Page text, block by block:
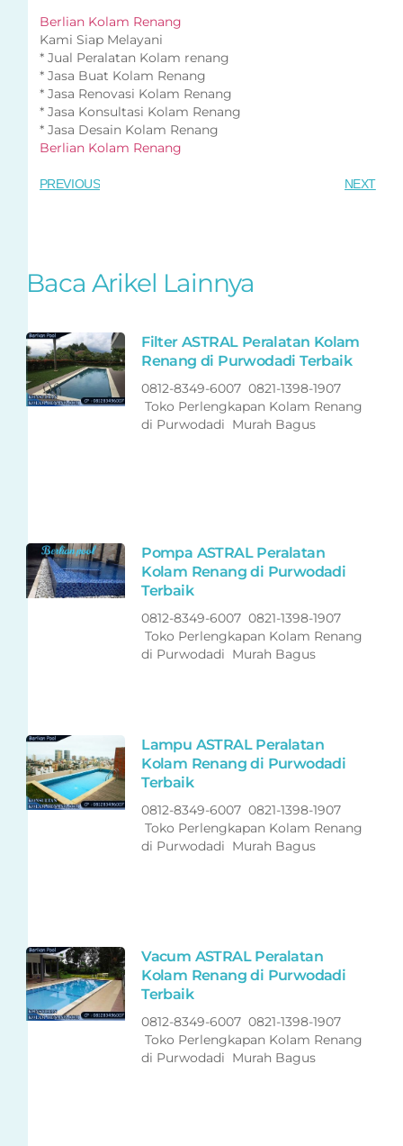
Berlian Kolam Renang
Kami Siap Melayani
* Jual Peralatan Kolam renang
* Jasa Buat Kolam Renang
* Jasa Renovasi Kolam Renang
* Jasa Konsultasi Kolam Renang
* Jasa Desain Kolam Renang
Berlian Kolam Renang
PREVIOUS NEXT
Baca Arikel Lainnya
Filter ASTRAL Peralatan Kolam
Renang di Purwodadi Terbaik
0812-8349-6007 0821-1398-1907
Toko Perlengkapan Kolam Renang
di Purwodadi Murah Bagus
Pompa ASTRAL Peralatan
Kolam Renang di Purwodadi
Terbaik
0812-8349-6007 0821-1398-1907
Toko Perlengkapan Kolam Renang
di Purwodadi Murah Bagus
Lampu ASTRAL Peralatan
Kolam Renang di Purwodadi
Terbaik
0812-8349-6007 0821-1398-1907
Toko Perlengkapan Kolam Renang
di Purwodadi Murah Bagus
Vacum ASTRAL Peralatan
Kolam Renang di Purwodadi
Terbaik
0812-8349-6007 0821-1398-1907
Toko Perlengkapan Kolam Renang
di Purwodadi Murah Bagus